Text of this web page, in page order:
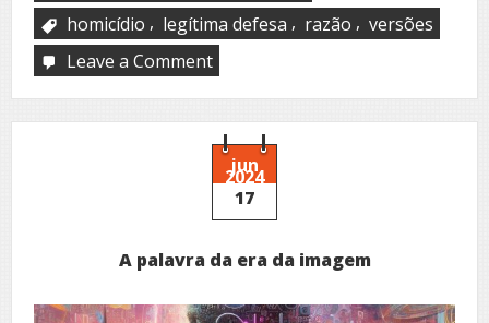
homicídio , legítima defesa , razão , versões
Leave a Commenton
diferentes:
Quem
estará
com
a
razão?
jun
2024
17
A palavra da era da imagem